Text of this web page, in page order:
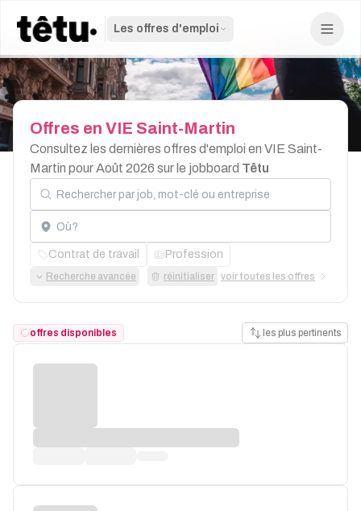
Les offres d'emploi
Offres en VIE Saint-Martin
Consultez les dernières offres d'emploi en VIE Saint-
Martin pour Août 2026 sur le jobboard Têtu
Rechercher par job, mot-clé ou entreprise
Localisation
Contrat de travail Profession
Recherche avancée réinitialiser voir toutes les offres
offres disponibles les plus pertinents